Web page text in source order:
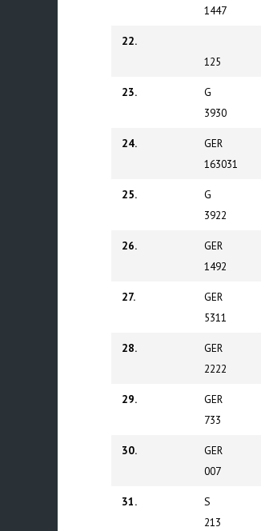
1447
22.
125
23.
G
3930
24.
GER
163031
25.
G
3922
26.
GER
1492
27.
GER
5311
28.
GER
2222
29.
GER
733
30.
GER
007
31.
S
213